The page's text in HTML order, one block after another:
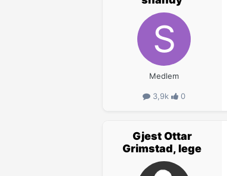
Medlem
3,9k 0
Gjest Ottar
Grimstad, lege